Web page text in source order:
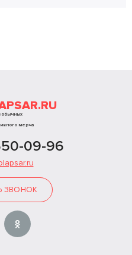
мерча
09-96
ЗВОНОК